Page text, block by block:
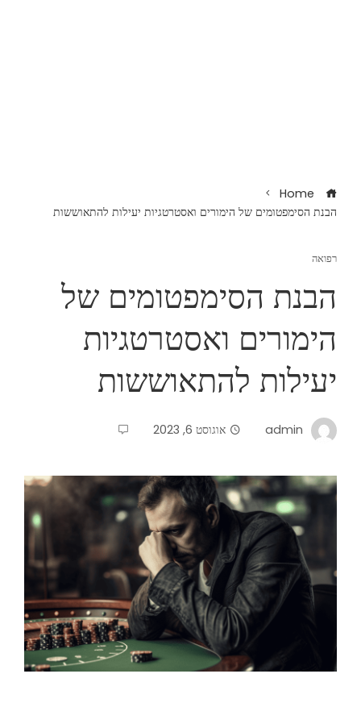
הבנת הסימפטומים של הימורים ואסטרטגיות יעילות להתאוששות
רפואה
הבנת הסימפטומים של
הימורים ואסטרטגיות
יעילות להתאוששות
admin אוגוסט 6, 2023